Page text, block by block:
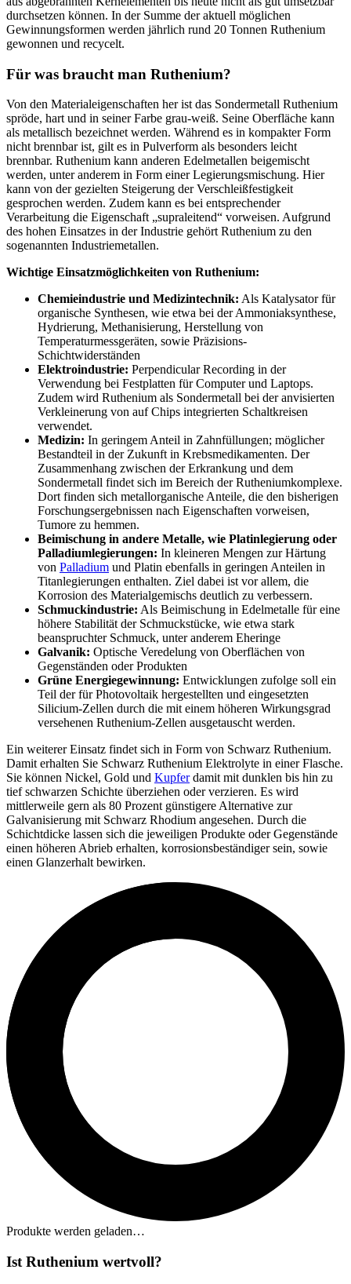
durchsetzen können. In der Summe der aktuell möglichen
Gewinnungsformen werden jährlich rund 20 Tonnen Ruthenium
gewonnen und recycelt.
Für was braucht man Ruthenium?
Von den Materialeigenschaften her ist das Sondermetall Ruthenium
spröde, hart und in seiner Farbe grau-weiß. Seine Oberfläche kann
als metallisch bezeichnet werden. Während es in kompakter Form
nicht brennbar ist, gilt es in Pulverform als besonders leicht
brennbar. Ruthenium kann anderen Edelmetallen beigemischt
werden, unter anderem in Form einer Legierungsmischung. Hier
kann von der gezielten Steigerung der Verschleißfestigkeit
gesprochen werden. Zudem kann es bei entsprechender
Verarbeitung die Eigenschaft „supraleitend“ vorweisen. Aufgrund
des hohen Einsatzes in der Industrie gehört Ruthenium zu den
sogenannten Industriemetallen.
Wichtige Einsatzmöglichkeiten von Ruthenium:
Chemieindustrie und Medizintechnik: Als Katalysator für
organische Synthesen, wie etwa bei der Ammoniaksynthese,
Hydrierung, Methanisierung, Herstellung von
Temperaturmessgeräten, sowie Präzisions-
Schichtwiderständen
Elektroindustrie: Perpendicular Recording in der
Verwendung bei Festplatten für Computer und Laptops.
Zudem wird Ruthenium als Sondermetall bei der anvisierten
Verkleinerung von auf Chips integrierten Schaltkreisen
verwendet.
Medizin: In geringem Anteil in Zahnfüllungen; möglicher
Bestandteil in der Zukunft in Krebsmedikamenten. Der
Zusammenhang zwischen der Erkrankung und dem
Sondermetall findet sich im Bereich der Rutheniumkomplexe.
Dort finden sich metallorganische Anteile, die den bisherigen
Forschungsergebnissen nach Eigenschaften vorweisen,
Tumore zu hemmen.
Beimischung in andere Metalle, wie Platinlegierung oder
Palladiumlegierungen: In kleineren Mengen zur Härtung
von Palladium und Platin ebenfalls in geringen Anteilen in
Titanlegierungen enthalten. Ziel dabei ist vor allem, die
Korrosion des Materialgemischs deutlich zu verbessern.
Schmuckindustrie: Als Beimischung in Edelmetalle für eine
höhere Stabilität der Schmuckstücke, wie etwa stark
beanspruchter Schmuck, unter anderem Eheringe
Galvanik: Optische Veredelung von Oberflächen von
Gegenständen oder Produkten
Grüne Energiegewinnung: Entwicklungen zufolge soll ein
Teil der für Photovoltaik hergestellten und eingesetzten
Silicium-Zellen durch die mit einem höheren Wirkungsgrad
versehenen Ruthenium-Zellen ausgetauscht werden.
Ein weiterer Einsatz findet sich in Form von Schwarz Ruthenium.
Damit erhalten Sie Schwarz Ruthenium Elektrolyte in einer Flasche.
Sie können Nickel, Gold und Kupferdamit mit dunklen bis hin zu
tief schwarzen Schichte überziehen oder verzieren. Es wird
mittlerweile gern als 80 Prozent günstigere Alternative zur
Galvanisierung mit Schwarz Rhodium angesehen. Durch die
Schichtdicke lassen sich die jeweiligen Produkte oder Gegenstände
einen höheren Abrieb erhalten, korrosionsbeständiger sein, sowie
einen Glanzerhalt bewirken.
Produkte werden geladen…
Ist Ruthenium wertvoll?